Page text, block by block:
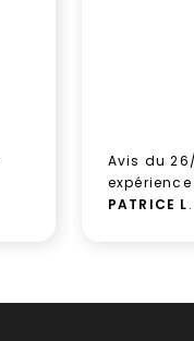
Avis du
PATRICE L.